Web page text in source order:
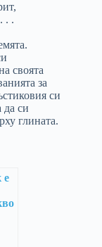
. .
своята
за
си
да си
глината.